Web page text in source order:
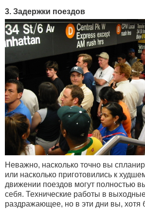
3. Задержки поездов
Неважно, насколько точно вы
или насколько приготовились к
движении поездов могут полностью
себя. Технические работы в
раздражающее, но в эти дни вы, хотя